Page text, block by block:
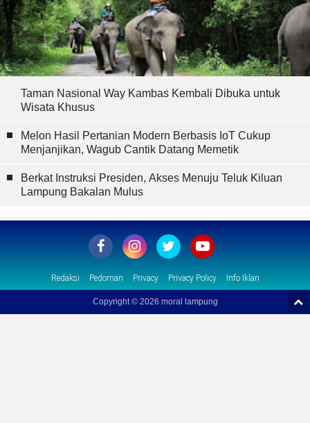
Taman Nasional Way Kambas Kembali Dibuka untuk
Wisata Khusus
Melon Hasil Pertanian Modern Berbasis IoT Cukup
Menjanjikan, Wagub Cantik Datang Memetik
Berkat Instruksi Presiden, Akses Menuju Teluk Kiluan
Lampung Bakalan Mulus
Redaksi Pedoman Privacy Privacy Policy Info Iklan
Copyright © 2026 moral lampung